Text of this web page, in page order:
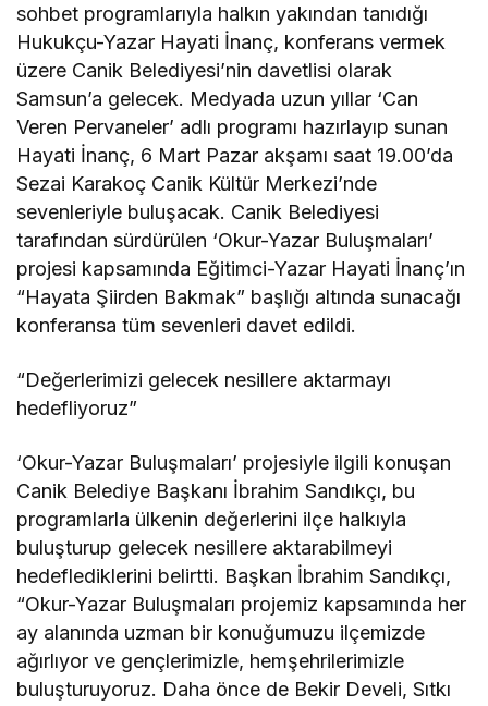
sohbet programlarıyla halkın yakından tanıdığı
Hukukçu-Yazar Hayati İnanç, konferans vermek
üzere Canik Belediyesi’nin davetlisi olarak
Samsun’a gelecek. Medyada uzun yıllar ‘Can
Veren Pervaneler’ adlı programı hazırlayıp sunan
Hayati İnanç, 6 Mart Pazar akşamı saat 19.00’da
Sezai Karakoç Canik Kültür Merkezi’nde
sevenleriyle buluşacak. Canik Belediyesi
tarafından sürdürülen ‘Okur-Yazar Buluşmaları’
projesi kapsamında Eğitimci-Yazar Hayati İnanç’ın
“Hayata Şiirden Bakmak” başlığı altında sunacağı
konferansa tüm sevenleri davet edildi.
“Değerlerimizi gelecek nesillere aktarmayı
hedefliyoruz”
‘Okur-Yazar Buluşmaları’ projesiyle ilgili konuşan
Canik Belediye Başkanı İbrahim Sandıkçı, bu
programlarla ülkenin değerlerini ilçe halkıyla
buluşturup gelecek nesillere aktarabilmeyi
hedeflediklerini belirtti. Başkan İbrahim Sandıkçı,
“Okur-Yazar Buluşmaları projemiz kapsamında her
ay alanında uzman bir konuğumuzu ilçemizde
ağırlıyor ve gençlerimizle, hemşehrilerimizle
buluşturuyoruz. Daha önce de Bekir Develi, Sıtkı